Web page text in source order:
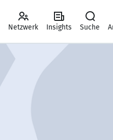
Netzwerk Insights Suche